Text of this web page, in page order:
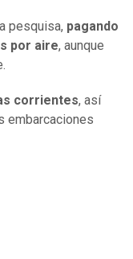
pesquisa, pagando
por aire, aunque
corrientes, así
embarcaciones